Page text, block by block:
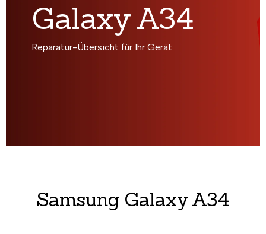
Galaxy A34
Reparatur-Übersicht für Ihr Gerät.
Samsung Galaxy A34